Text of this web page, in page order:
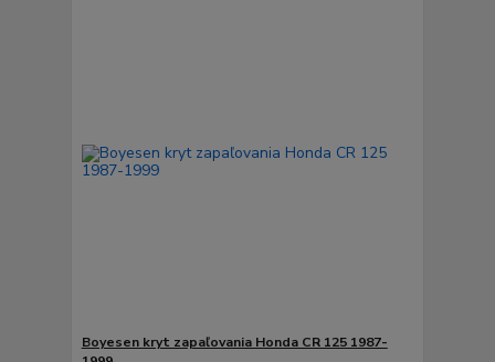
Boyesen kryt zapaľovania Honda CR 125 1987-